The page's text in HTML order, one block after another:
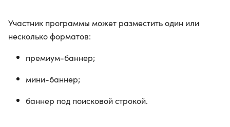
Участник программы может разместить один или
несколько форматов:
премиум-баннер;
мини-баннер;
баннер под поисковой строкой.